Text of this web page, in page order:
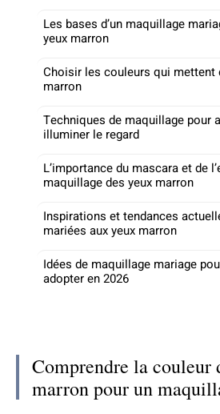
Les bases d’un maquillage
yeux marron
Choisir les couleurs qui mettent
marron
Techniques de maquillage pour
illuminer le regard
L’importance du mascara et de
maquillage des yeux marron
Inspirations et tendances
mariées aux yeux marron
Idées de maquillage mariage
adopter en 2026
Comprendre la couleur
marron pour un